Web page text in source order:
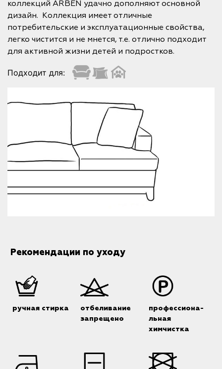
коллекций ARBEN удачно дополняют основной
дизайн. Коллекция имеет отличные
потребительские и эксплуатационные свойства,
легко чистится и не мнется, т.е. отлично подходит
для активной жизни детей и подростков.
Подходит для:
Рекомендации по уходу
ручная стирка
отбеливание
запрещено
профессиона-
льная
химчистка